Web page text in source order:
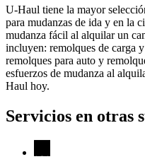
U-Haul tiene la mayor
para mudanzas de ida y en la
mudanza fácil al alquilar un
incluyen: remolques de carga
remolques para auto y
esfuerzos de mudanza al
Haul hoy.
Servicios en otras